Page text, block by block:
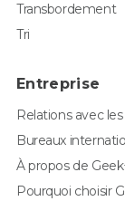
Transbordement
Tri
Entreprise
Relations avec
Bureaux
À propos de
Pourquoi choisir